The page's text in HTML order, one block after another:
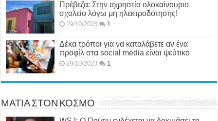
Πρέβεζα: Στην αχρηστία ολοκαίνουριο
σχολείο λόγω μη ηλεκτροδότησης!
29/10/2023 1
Δέκα τρόποι για να καταλάβετε αν ένα
προφίλ στα social media είναι ψεύτικο
29/10/2023 1
ΜΑΤΙΑ ΣΤΟΝ ΚΟΣΜΟ